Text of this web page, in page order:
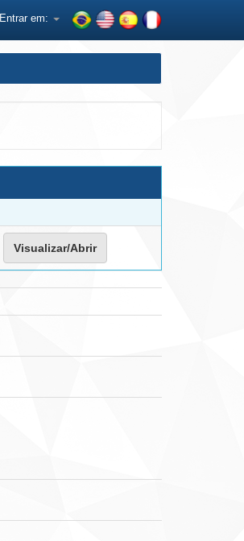
Entrar em:
Visualizar/Abrir